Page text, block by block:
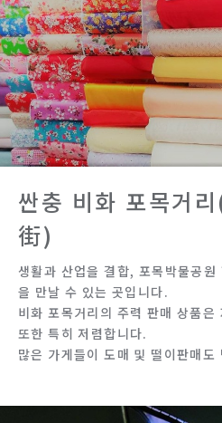
싼충 비화 포목거
街)
생활과 산업을 결합, 포목박물공
을 만날 수 있는 곳입니다.
비화 포목거리의 주력 판매 상품은
또한 특히 저렴합니다.
많은 가게들이 도매 및 떨이판매도